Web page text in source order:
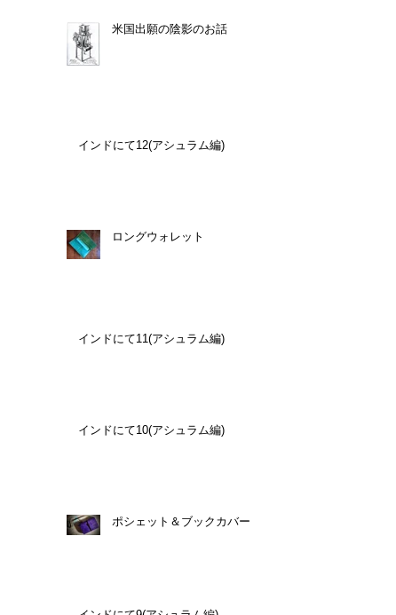
米国出願の陰影のお話
インドにて12(アシュラム編)
ロングウォレット
インドにて11(アシュラム編)
インドにて10(アシュラム編)
ポシェット＆ブックカバー